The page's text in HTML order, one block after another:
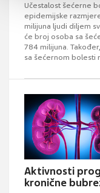
Učestalost šećerne
epidemijske
milijuna ljudi diljem
će broj osoba sa
784 milijuna.
sa šećernom bolesti
Aktivnosti
kronične